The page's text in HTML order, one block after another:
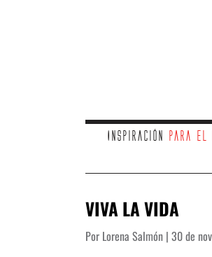
Inspiración para el
VIVA LA VIDA
Por Lorena Salmón | 30 de